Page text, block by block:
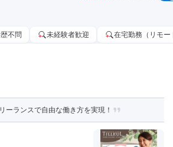
不問 未経験者歓迎 在宅勤務（リモー
ランスで自由な働き方を実現！